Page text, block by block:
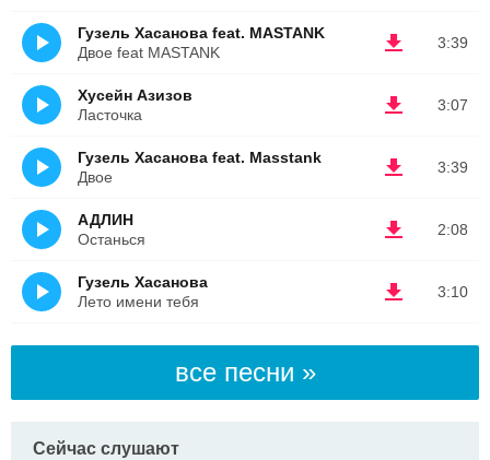
3:39
Гузель Хасанова feat. MASTANK
Двое feat MASTANK
3:07
Хусейн Азизов
Ласточка
3:39
Гузель Хасанова feat. Masstank
Двое
2:08
АДЛИН
Останься
3:10
Гузель Хасанова
Лето имени тебя
все песни »
Сейчас слушают